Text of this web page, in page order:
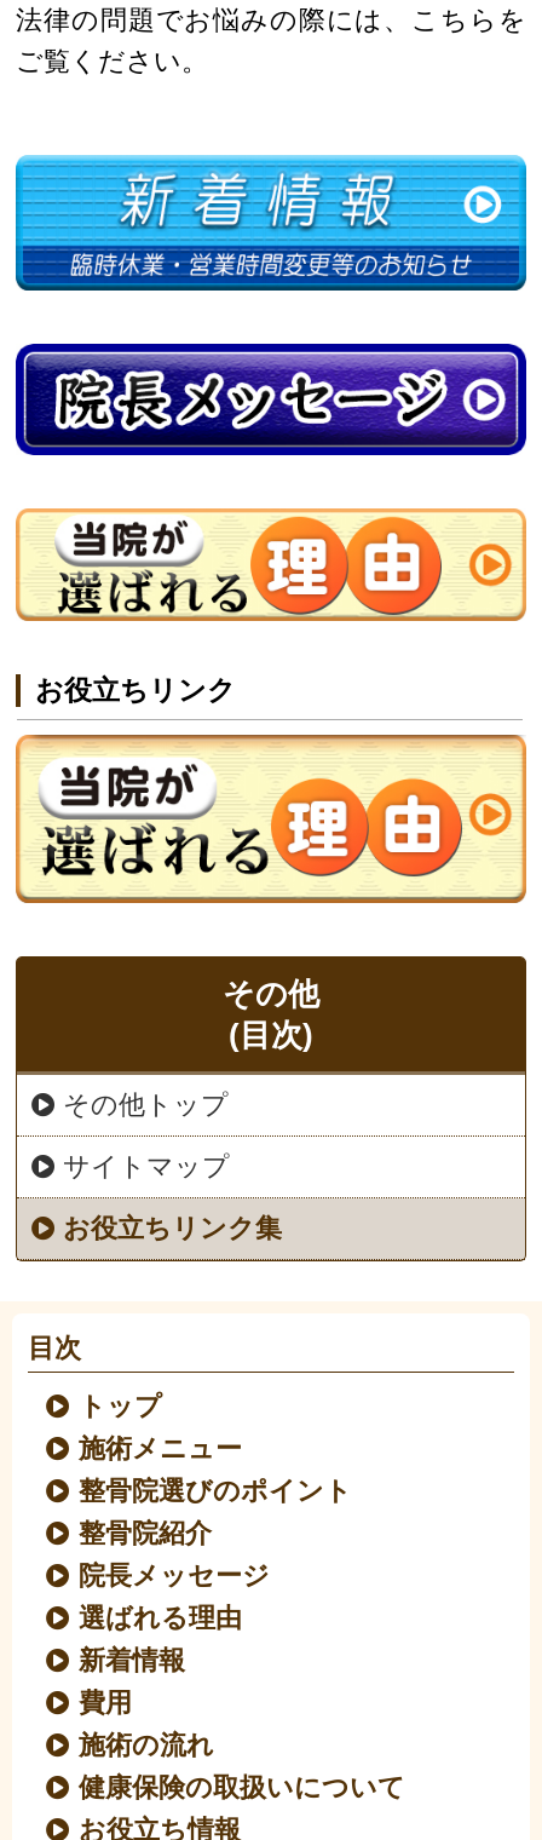
法律の問題でお悩みの際には、こちらを
ご覧ください。
その他
(目次)
その他トップ
サイトマップ
お役立ちリンク集
お役立ちリンク
目次
トップ
施術メニュー
整骨院選びのポイント
整骨院紹介
院長メッセージ
選ばれる理由
新着情報
費用
施術の流れ
健康保険の取扱いについて
お役立ち情報